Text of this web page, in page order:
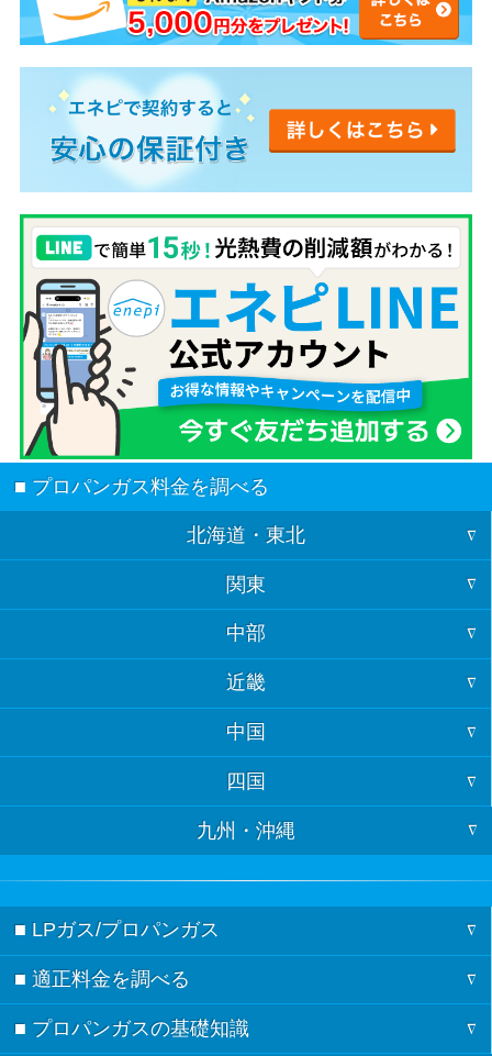
■ プロパンガス料金を調べる
北海道・東北
北海道
青森
岩手
宮城
秋田
山形
関東
東京
神奈川
埼玉
千葉
茨城
中部
福井
石川
富山
岐阜
長野
静岡
近畿
大阪
京都
兵庫
奈良
和歌山
中国
山口
島根
鳥取
四国
徳島
香川
九州・沖縄
福岡
熊本
■ LPガス/プロパンガス
ガスの記事一覧
節約術
■ 適正料金を調べる
料金シミュレーション
■ プロパンガスの基礎知識